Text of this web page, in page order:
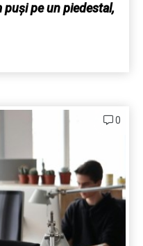
puși pe un piedestal,
0